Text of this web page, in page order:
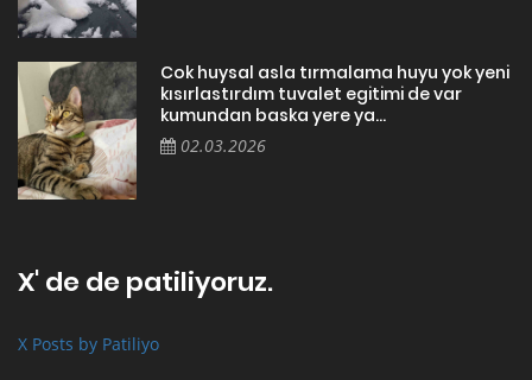
Cok huysal asla tırmalama huyu yok yeni
kısırlastırdım tuvalet egitimi de var
kumundan baska yere ya...
02.03.2026
X' de de patiliyoruz.
X Posts by Patiliyo